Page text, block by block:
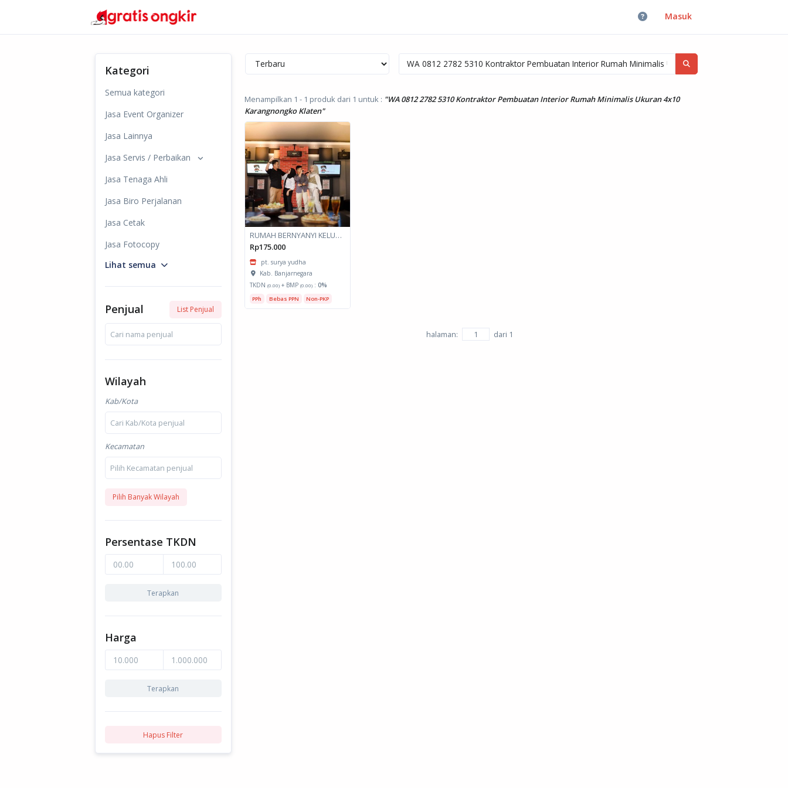
Masuk
Kategori
Semua kategori
Jasa Event Organizer
Jasa Lainnya
Jasa Servis / Perbaikan
Jasa Tenaga Ahli
Jasa Biro Perjalanan
Jasa Cetak
Jasa Fotocopy
Lihat semua
Penjual List Penjual
Cari nama penjual
Wilayah
Kab/Kota
Cari Kab/Kota penjual
Kecamatan
Pilih Kecamatan penjual
Pilih Banyak Wilayah
Persentase TKDN
Terapkan
Harga
Terapkan
Hapus Filter
Menampilkan 1 - 1 produk dari 1 untuk : "WA 0812 2782 5310 Kontraktor Pembuatan Interior Rumah Minimalis Ukuran 4x10
Karangnongko Klaten"
RUMAH BERNYANYI KELUARGA
Rp175.000
pt. surya yudha
Kab. Banjarnegara
TKDN (0.00)+ BMP (0.00): 0%
PPh Bebas PPN Non-PKP
halaman: dari 1